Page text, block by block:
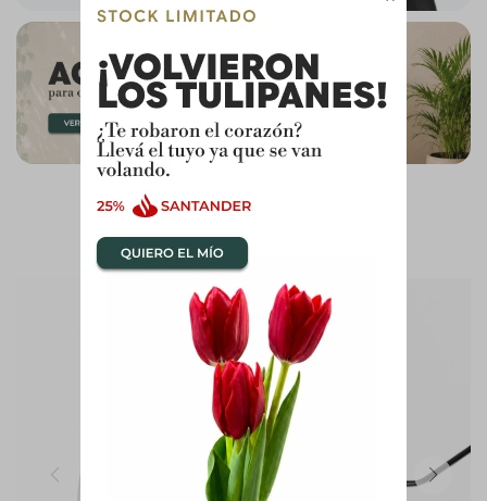
HOMEGRUPO - FLORES